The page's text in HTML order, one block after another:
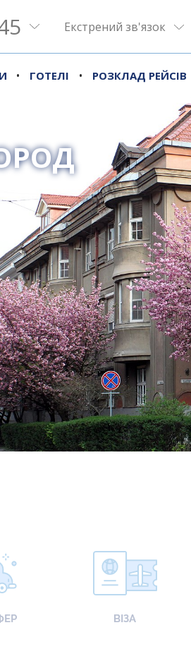
Екстрений зв'язок
• ГОТЕЛІ • РОЗКЛАД РЕЙСІВ
ВІЗА